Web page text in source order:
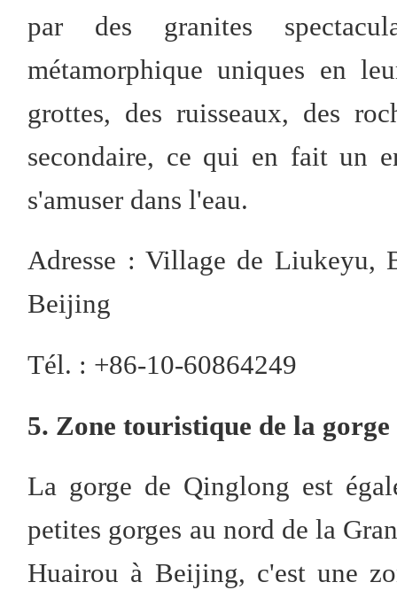
par des granites
métamorphique uniques en
grottes, des ruisseaux, des
secondaire, ce qui en fait un
s'amuser dans l'eau.
Adresse : Village de Liukeyu,
Beijing
Tél. : +86-10-60864249
5. Zone touristique de la
La gorge de Qinglong est
petites gorges au nord de la
Huairou à Beijing, c'est une